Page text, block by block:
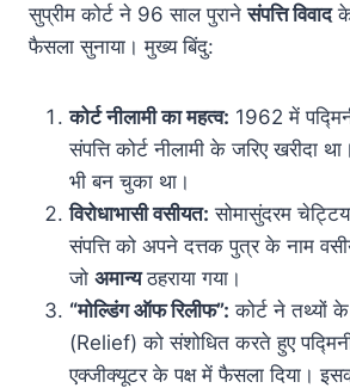
सुप्रीम कोर्ट ने 96 साल पुरानेसंपत्ति विवादके
फैसला सुनाया। मुख्य बिंदु:
कोर्ट नीलामी का महत्व: 1962 में
संपत्ति कोर्ट नीलामी के जरिए खरीदा
भी बन चुका था।
विरोधाभासी वसीयत: सोमासुंदरम
संपत्ति को अपने दत्तक पुत्र के नाम
जो अमान्यठहराया गया।
“मोल्डिंग ऑफ रिलीफ”: कोर्ट ने तथ्यों
(Relief) को संशोधित करते हुए
एक्जीक्यूटर के पक्ष में फैसला दिया।